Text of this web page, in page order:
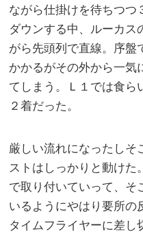
ながら仕掛けを待ちつつ
ダウンする中、ルーカス
がら先頭列で直線。序盤
かかるがその外から一気
てしまう。Ｌ１では食ら
２着だった。
厳しい流れになったしそ
ストはしっかりと動けた
で取り付いていって、そ
いるようにやはり要所の
タイムフライヤーに差し